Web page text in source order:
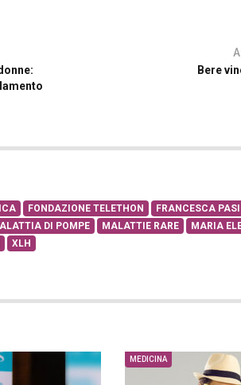
Bere
FONDAZIONE TELETHON FRANCESCA
DI POMPE MALATTIE RARE MARIA
XLH
MEDICINA